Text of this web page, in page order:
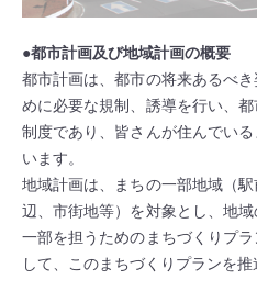
●都市計画及び地域計画の概要
都市計画は、都市の将来あるべ
めに必要な規制、誘導を行い、
制度であり、皆さんが住んでい
います。
地域計画は、まちの一部地域（
辺、市街地等）を対象とし、地
一部を担うためのまちづくりプ
して、このまちづくりプランを推